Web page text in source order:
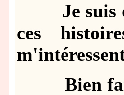
Je suis
ces
Bien fait